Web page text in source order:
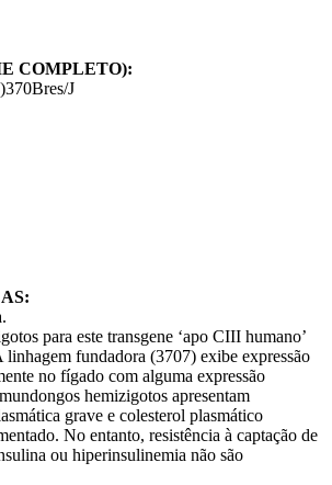
COMPLETO):
J
para este transgene ‘apo CIII humano’
linhagem fundadora (3707) exibe expressão
no fígado com alguma expressão
hemizigotos apresentam
grave e colesterol plasmático
No entanto, resistência à captação de
ou hiperinsulinemia não são